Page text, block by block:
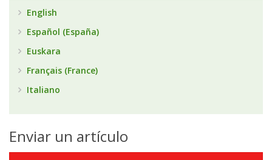
English
Español (España)
Euskara
Français (France)
Italiano
Enviar un artículo